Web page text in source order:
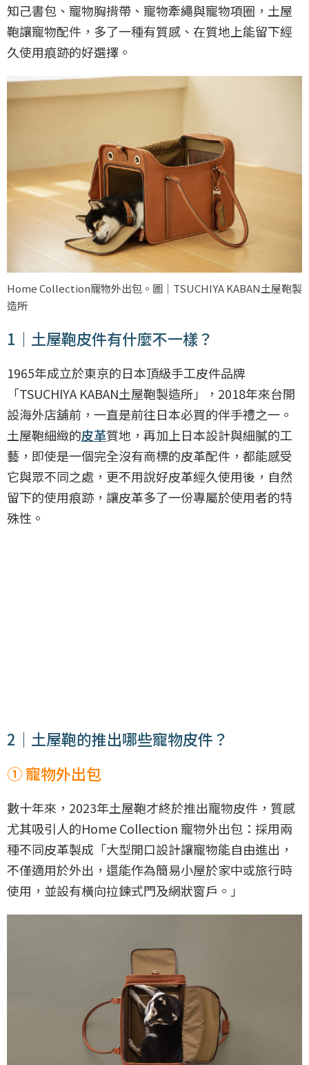
知己書包、寵物胸揹帶、寵物牽繩與寵物項圈，土屋
鞄讓寵物配件，多了一種有質感、在質地上能留下經
久使用痕跡的好選擇。
Home Collection寵物外出包。圖｜TSUCHIYA KABAN土屋鞄製
造所
1｜土屋鞄皮件有什麼不一樣？
1965年成立於東京的日本頂級手工皮件品牌
「TSUCHIYA KABAN土屋鞄製造所」，2018年來台開
設海外店舖前，一直是前往日本必買的伴手禮之一。
土屋鞄細緻的皮革質地，再加上日本設計與細膩的工
藝，即使是一個完全沒有商標的皮革配件，都能感受
它與眾不同之處，更不用說好皮革經久使用後，自然
留下的使用痕跡，讓皮革多了一份專屬於使用者的特
殊性。
2｜土屋鞄的推出哪些寵物皮件？
① 寵物外出包
數十年來，2023年土屋鞄才終於推出寵物皮件，質感
尤其吸引人的Home Collection 寵物外出包：採用兩
種不同皮革製成「大型開口設計讓寵物能自由進出，
不僅適用於外出，還能作為簡易小屋於家中或旅行時
使用，並設有橫向拉鍊式門及網狀窗戶。」